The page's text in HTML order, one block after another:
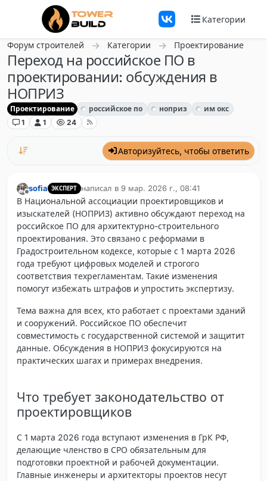
Перейти к содержанию
Категории
Форум строителей Категории Проектирование
Переход на российское ПО в
проектировании: обсуждения в
НОПРИЗ
Проектирование российское по ноприз
им окс
1
1 24
Авторизуйтесь, чтобы ответить
Не в сети
sofia ЭКСПЕРТ написал в 9 мар. 2026 г., 08:41
отредактировано
В Национальной ассоциации проектировщиков и
изыскателей (НОПРИЗ) активно обсуждают переход на
российское ПО для архитектурно-строительного
проектирования. Это связано с реформами в
Градостроительном кодексе, которые с 1 марта 2026
года требуют цифровых моделей и строгого
соответствия техрегламентам. Такие изменения
помогут избежать штрафов и упростить экспертизу.
Тема важна для всех, кто работает с проектами зданий
и сооружений. Российское ПО обеспечит
совместимость с государственной системой и защитит
данные. Обсуждения в НОПРИЗ фокусируются на
практических шагах и примерах внедрения.
Что требует законодательство от
проектировщиков
С 1 марта 2026 года вступают изменения в ГрК РФ,
делающие членство в СРО обязательным для
подготовки проектной и рабочей документации.
Главные инженеры и архитекторы проектов несут